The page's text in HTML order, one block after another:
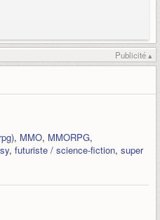
Publicité ▴
, MMO, MMORPG,
, futuriste / science-fiction, super